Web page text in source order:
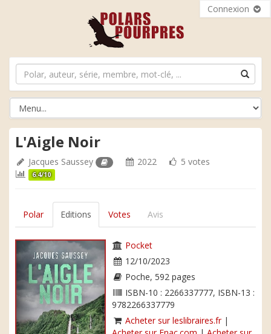
Connexion
L'Aigle Noir
Jacques Saussey 2022 5 votes
6.4/10
Polar Editions Votes Avis
Pocket
12/10/2023
Poche, 592 pages
ISBN-10 : 2266337777, ISBN-13 :
9782266337779
Acheter sur leslibraires.fr|